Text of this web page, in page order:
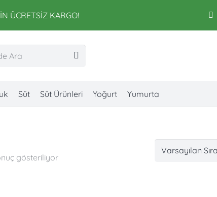
ÜCRETSİZ KARGO!
Süt Süt Ürünleri Yoğurt Yumurta
gösteriliyor